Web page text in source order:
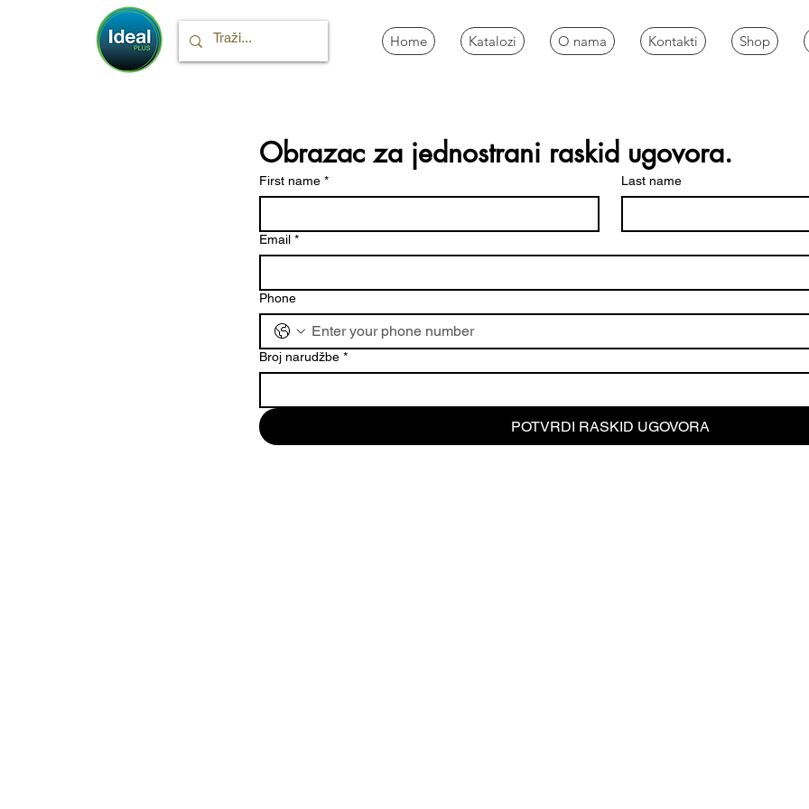
Home Katalozi O nama Kontakti Shop
Obrazac za jednostrani raskid ugovora.
First name * Last name
Email *
Phone
Broj narudžbe *
POTVRDI RASKID UGOVORA